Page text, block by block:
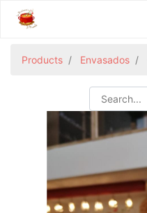
Products Envasados